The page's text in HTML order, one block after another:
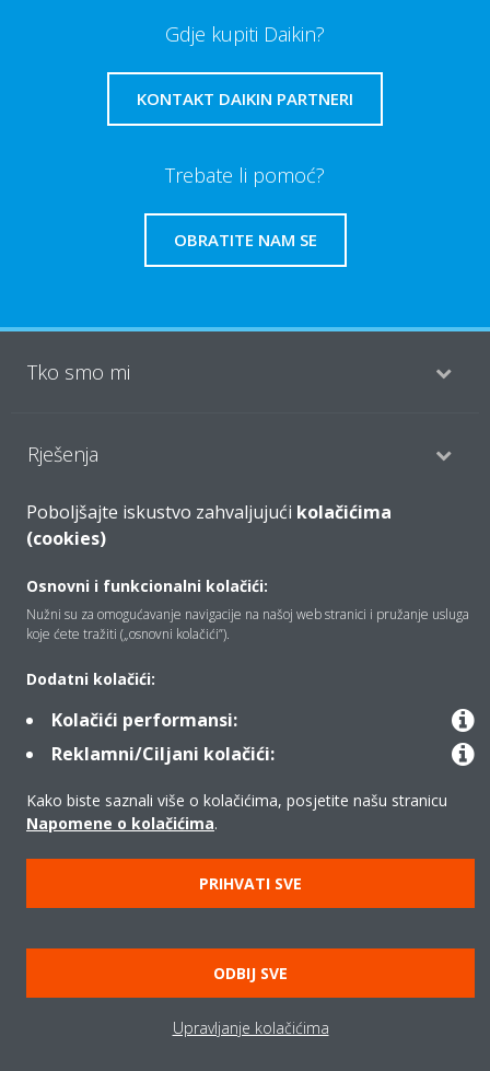
Gdje kupiti Daikin?
KONTAKT DAIKIN PARTNERI
Trebate li pomoć?
OBRATITE NAM SE
Tko smo mi
Rješenja
Kontakt
Proizvodi
Pravilnik o zaštiti privatnosti podataka
Opći uvjeti prodaje
Data Act
Poboljšajte iskustvo zahvaljujući kolačićima
(cookies)
Osnovni i funkcionalni kolačići:
Nužni su za omogućavanje navigacije na našoj web stranici i pružanje usluga
koje ćete tražiti („osnovni kolačići”).
Dodatni kolačići:
Kolačići performansi:
Reklamni/Ciljani kolačići:
Kako biste saznali više o kolačićima, posjetite našu stranicu
Napomene o kolačićima.
PRIHVATI SVE
ODBIJ SVE
Upravljanje kolačićima